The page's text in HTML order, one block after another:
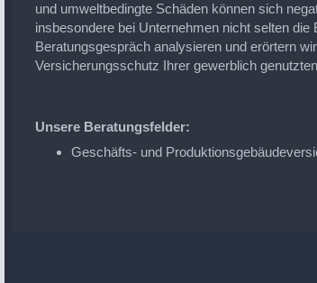
und umweltbedingte Schäden können sich
insbesondere bei Unternehmen nicht selten die
Beratungsgespräch analysieren und erörtern
Versicherungsschutz Ihrer gewerblich
Unsere Beratungsfelder:
Geschäfts- und